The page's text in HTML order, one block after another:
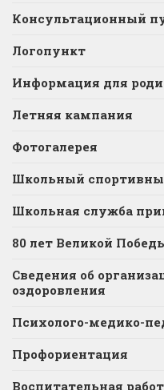
Консультационный
Логопункт
Информация для
Летняя кампания
Фотогалерея
Школьный
Школьная служба
80 лет Великой
Сведения об
оздоровления
Психолого-медико-
Профориентация
Воспитательная